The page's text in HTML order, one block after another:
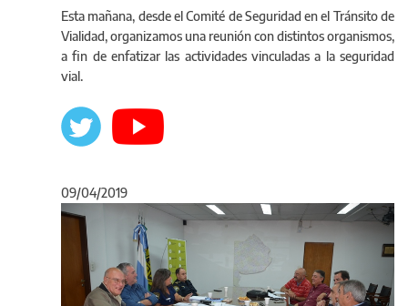
Esta mañana, desde el Comité de Seguridad en el Tránsito de
Vialidad, organizamos una reunión con distintos organismos,
a fin de enfatizar las actividades vinculadas a la seguridad
vial.
09/04/2019
Anterior